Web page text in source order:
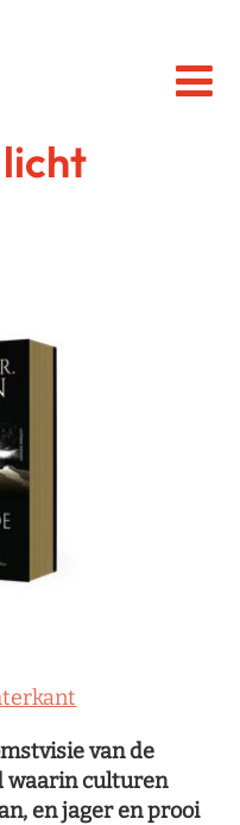
van de
waarin culturen
en jager en prooi